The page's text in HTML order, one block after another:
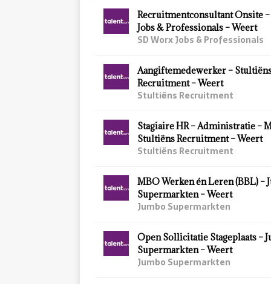
Recruitmentconsultant Onsite
Jobs & Professionals – Weert
SD Worx Jobs & Professionals
Aangiftemedewerker –
Recruitment – Weert
Stultiëns Recruitment
Stagiaire HR – Administratie –
Stultiëns Recruitment – Weert
Stultiëns Recruitment
MBO Werken én Leren (BBL) –
Supermarkten – Weert
Jumbo Supermarkten
Open Sollicitatie Stageplaats –
Supermarkten – Weert
Jumbo Supermarkten